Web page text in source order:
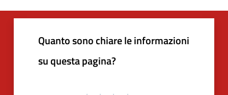
Quanto sono chiare le informazioni
su questa pagina?